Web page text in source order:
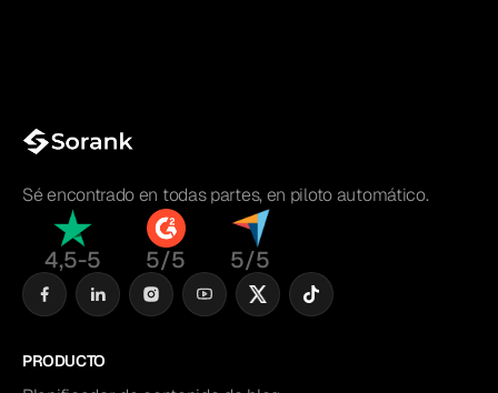
Sé encontrado en todas partes, en piloto automático.
4,5-5 5/5 5/5
PRODUCTO